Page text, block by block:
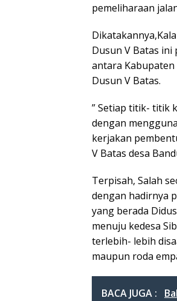
pemeliharaan
Dusun V Batas
antara
Dusun V Batas.
” Setiap titik- titik
dengan
kerjakan
V Batas desa
Terpisah, Salah
dengan hadirnya
yang berada
menuju kedesa
terlebih- lebih
maupun roda
BACA JUGA :